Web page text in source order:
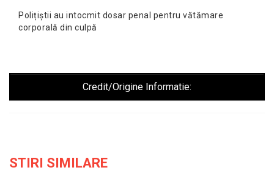
Polițiștii au intocmit dosar penal pentru vătămare
corporală din culpă
Credit/Origine Informatie:
STIRI SIMILARE